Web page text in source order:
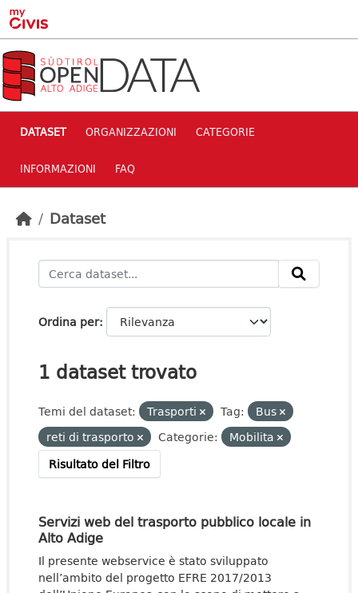
Skip to main content
DATASET ORGANIZZAZIONI CATEGORIE
INFORMAZIONI FAQ
Dataset
Ordina per
1 dataset trovato
Temi del dataset: Trasporti Tag:
Bus
reti di trasporto
Categorie:
Mobilita
Risultato del Filtro
Servizi web del trasporto pubblico locale in
Alto Adige
Il presente webservice è stato sviluppato
nell’ambito del progetto EFRE 2017/2013